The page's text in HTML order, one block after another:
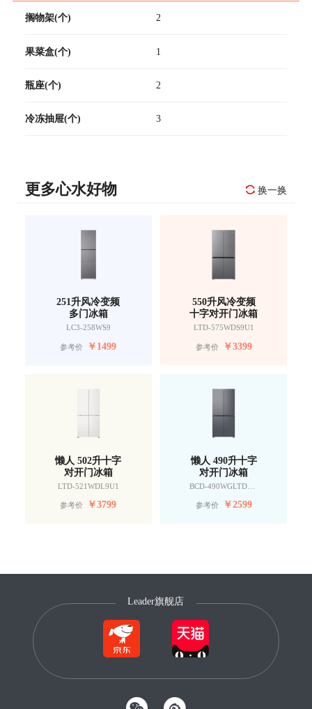
搁物架(个) 2
果菜盒(个) 1
瓶座(个) 2
冷冻抽屉(个) 3
更多心水好物 换一换
251升风冷变频
多门冰箱
LC3-258WS9
参考价 ￥1499
550升风冷变频
十字对开门冰箱
LTD-575WDS9U1
参考价 ￥3399
懒人 502升十字
对开门冰箱
LTD-521WDL9U1
参考价 ￥3799
懒人 490升十字
对开门冰箱
BCD-490WGLTDD9G9U1
参考价 ￥2599
Leader旗舰店